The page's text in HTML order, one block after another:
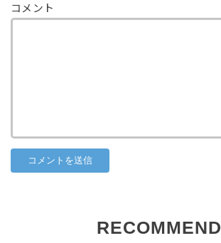
コメント
RECOMMEND